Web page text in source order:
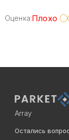
Оценка:Плохо
Array
Остались